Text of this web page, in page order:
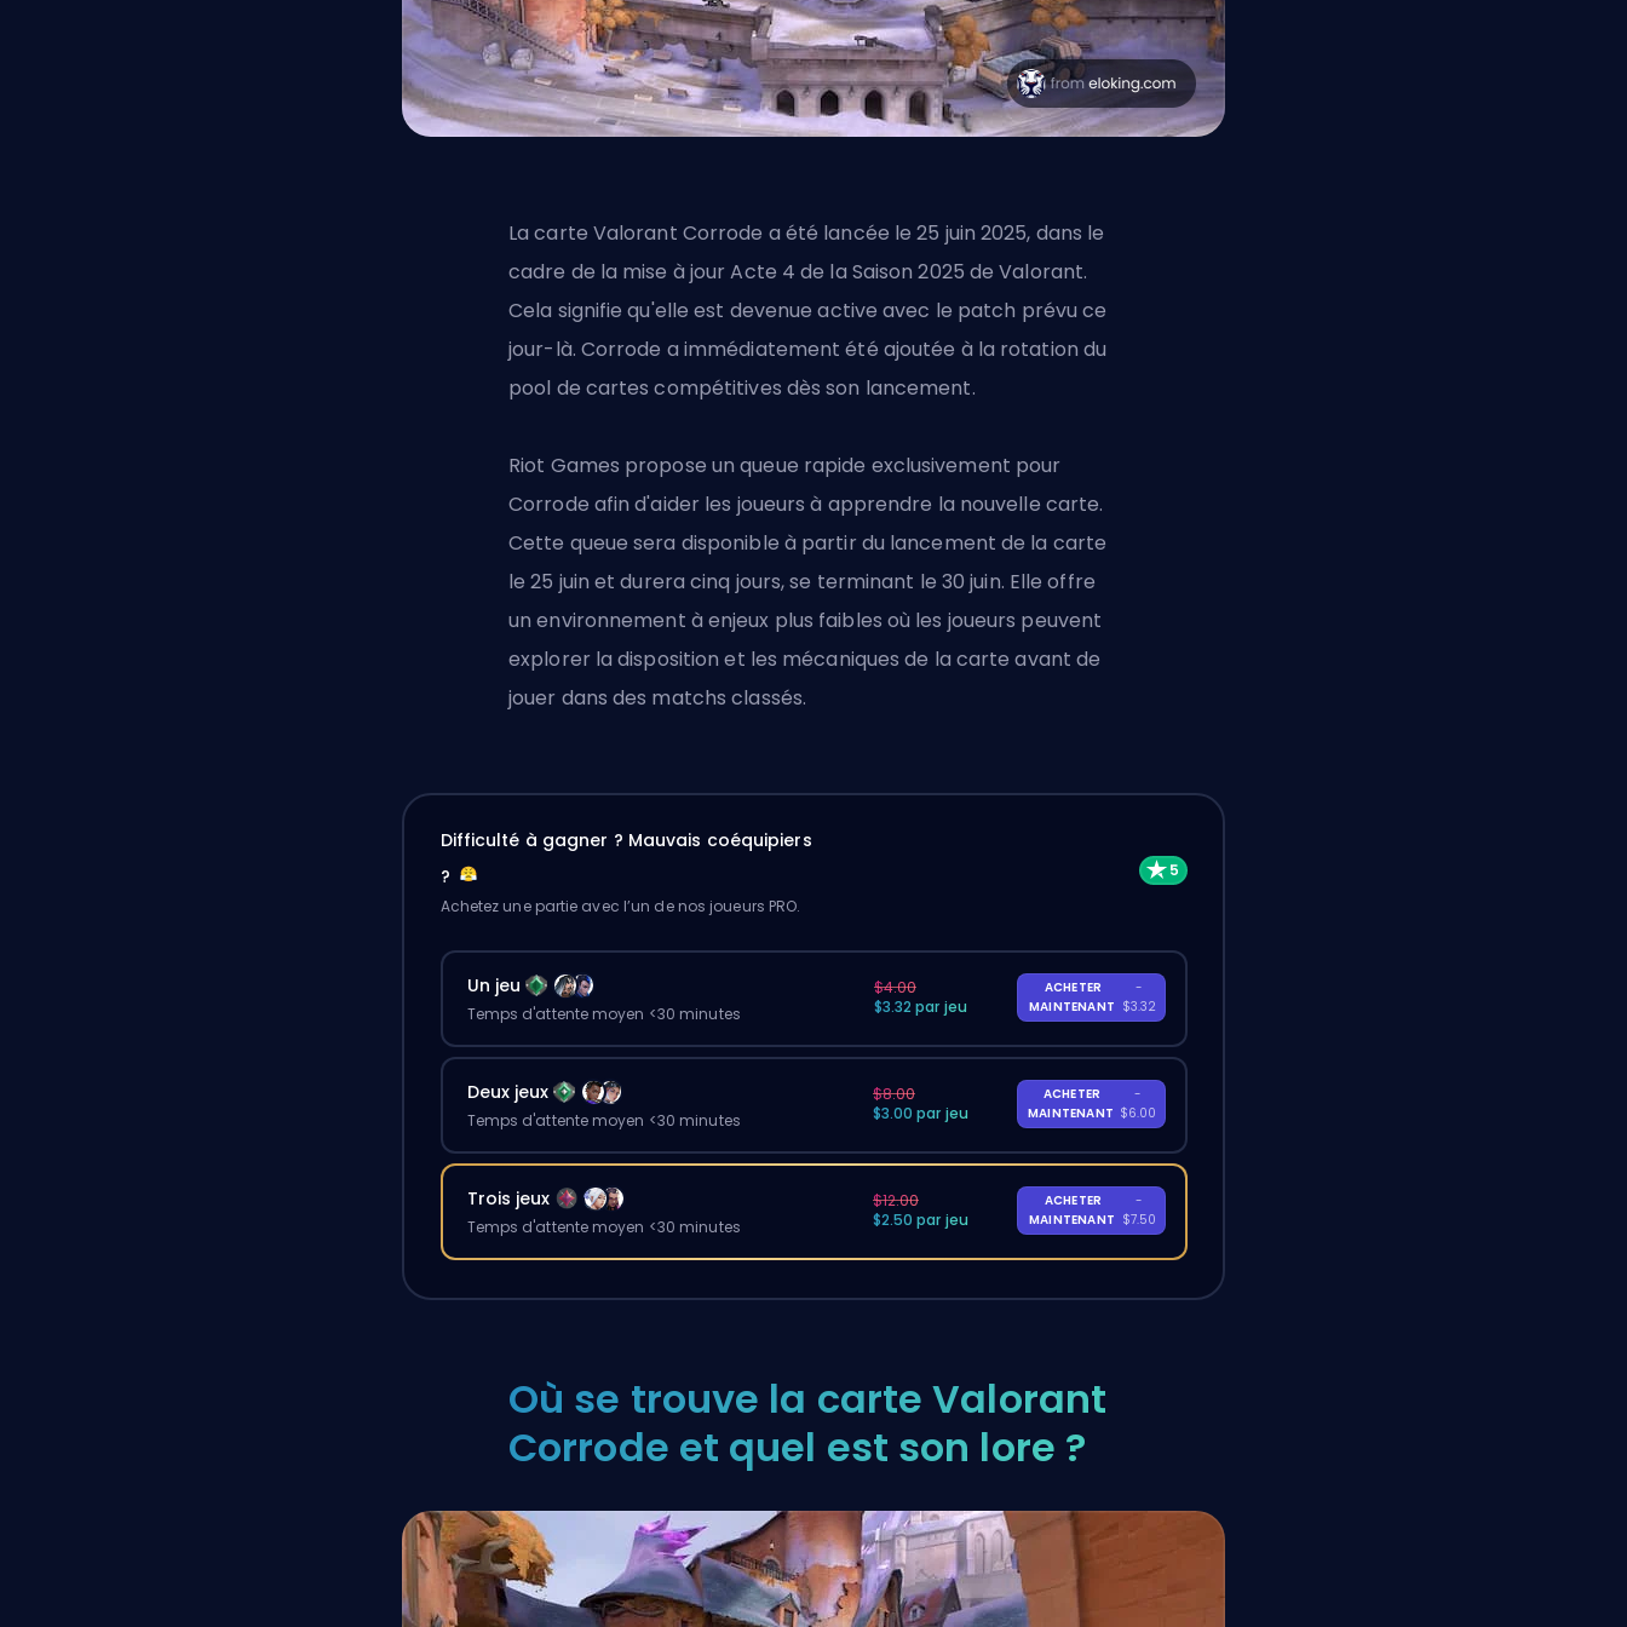
La carte Valorant Corrode a été lancée le 25 juin 2025, dans le
cadre de la mise à jour Acte 4 de la Saison 2025 de Valorant.
Cela signifie qu'elle est devenue active avec le patch prévu ce
jour-là. Corrode a immédiatement été ajoutée à la rotation du
pool de cartes compétitives dès son lancement.
Riot Games propose un queue rapide exclusivement pour
Corrode afin d'aider les joueurs à apprendre la nouvelle carte.
Cette queue sera disponible à partir du lancement de la carte
le 25 juin et durera cinq jours, se terminant le 30 juin. Elle offre
un environnement à enjeux plus faibles où les joueurs peuvent
explorer la disposition et les mécaniques de la carte avant de
jouer dans des matchs classés.
Difficulté à gagner ? Mauvais coéquipiers
?
Achetez une partie avec l’un de nos joueurs PRO.
Un jeu
Temps d'attente moyen <30 minutes
$4.00
$3.32 par jeu
ACHETER
MAINTENANT
-
$3.32
Deux jeux
Temps d'attente moyen <30 minutes
$8.00
$3.00 par jeu
ACHETER
MAINTENANT
-
$6.00
Trois jeux
Temps d'attente moyen <30 minutes
$12.00
$2.50 par jeu
ACHETER
MAINTENANT
-
$7.50
Où se trouve la carte Valorant
Corrode et quel est son lore ?